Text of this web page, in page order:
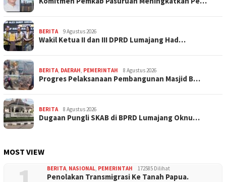
BERITA 9 Agustus 2026
Wakil Ketua II dan III DPRD Lumajang Had…
BERITA, DAERAH, PEMERINTAH 8 Agustus 2026
Progres Pelaksanaan Pembangunan Masjid B…
BERITA 8 Agustus 2026
Dugaan Pungli SKAB di BPRD Lumajang Oknu…
MOST VIEW
BERITA, NASIONAL, PEMERINTAH 172585 Dilihat
Penolakan Transmigrasi Ke Tanah Papua.